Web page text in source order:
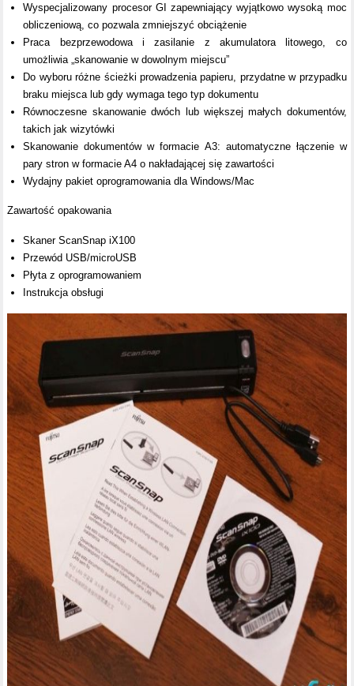
Wyspecjalizowany procesor GI zapewniający wyjątkowo wysoką moc
obliczeniową, co pozwala zmniejszyć obciążenie
Praca bezprzewodowa i zasilanie z akumulatora litowego, co
umożliwia „skanowanie w dowolnym miejscu”
Do wyboru różne ścieżki prowadzenia papieru, przydatne w przypadku
braku miejsca lub gdy wymaga tego typ dokumentu
Równoczesne skanowanie dwóch lub większej małych dokumentów,
takich jak wizytówki
Skanowanie dokumentów w formacie A3: automatyczne łączenie w
pary stron w formacie A4 o nakładającej się zawartości
Wydajny pakiet oprogramowania dla Windows/Mac
Zawartość opakowania
Skaner ScanSnap iX100
Przewód USB/microUSB
Płyta z oprogramowaniem
Instrukcja obsługi